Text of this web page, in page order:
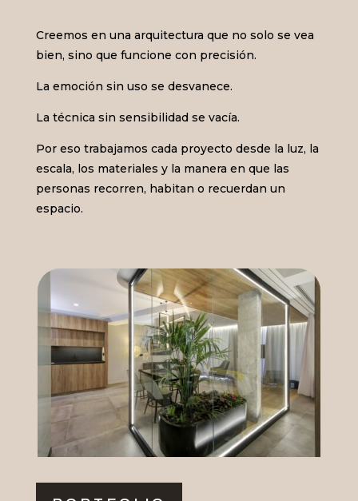
Creemos en una arquitectura que no solo se vea
bien, sino que funcione con precisión.
La emoción sin uso se desvanece.
La técnica sin sensibilidad se vacía.
Por eso trabajamos cada proyecto desde la luz, la
escala, los materiales y la manera en que las
personas recorren, habitan o recuerdan un
espacio.